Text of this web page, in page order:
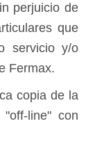
perjuicio de
que
servicio y/o
Fermax.
copia de la
line" con